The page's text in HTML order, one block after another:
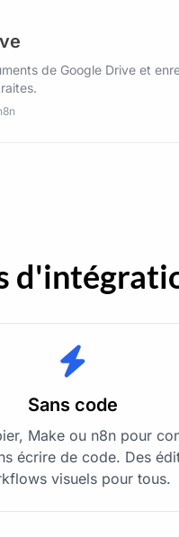
de Google Drive et
Sans code
Make ou n8n pour
écrire de code. Des
visuels pour tous.